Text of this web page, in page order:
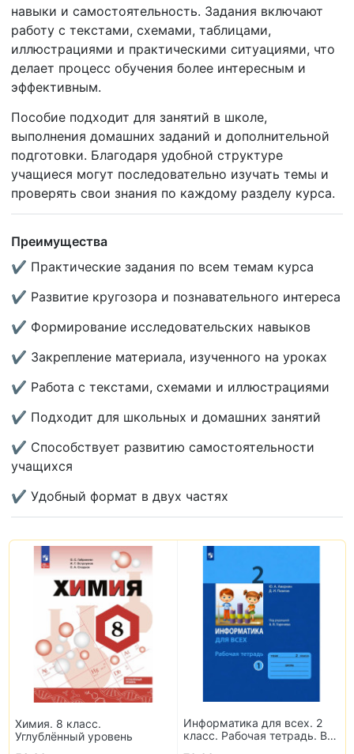
навыки и самостоятельность. Задания включают
работу с текстами, схемами, таблицами,
иллюстрациями и практическими ситуациями, что
делает процесс обучения более интересным и
эффективным.
Пособие подходит для занятий в школе,
выполнения домашних заданий и дополнительной
подготовки. Благодаря удобной структуре
учащиеся могут последовательно изучать темы и
проверять свои знания по каждому разделу курса.
Преимущества
✔ Практические задания по всем темам курса
✔ Развитие кругозора и познавательного интереса
✔ Формирование исследовательских навыков
✔ Закрепление материала, изученного на уроках
✔ Работа с текстами, схемами и иллюстрациями
✔ Подходит для школьных и домашних занятий
✔ Способствует развитию самостоятельности
учащихся
✔ Удобный формат в двух частях
Химия. 8 класс.
Углублённый уровень
Информатика для всех. 2
класс. Рабочая тетрадь. В